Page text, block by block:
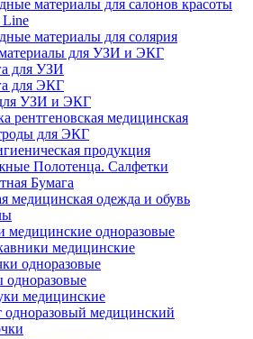
материалы для салонов красоты
Line
материалы для солярия
для УЗИ и ЭКГ
для УЗИ
для ЭКГ
УЗИ и ЭКГ
рентгеновская медицинская
для ЭКГ
продукция
Полотенца. Салфетки
Бумага
медицинская одежда и обувь
медицинские одноразовые
медицинские
одноразовые
одноразовые
медицинские
одноразовый медицинский